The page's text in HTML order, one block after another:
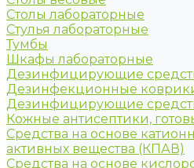
Столы лабораторные
Стулья лабораторные
Тумбы
Шкафы лабораторные
Дезинфицирующие
Дезинфекционные
Дезинфицирующие
Кожные антисептики,
Средства на основе
активных вещества (КПАВ)
Средства на основе